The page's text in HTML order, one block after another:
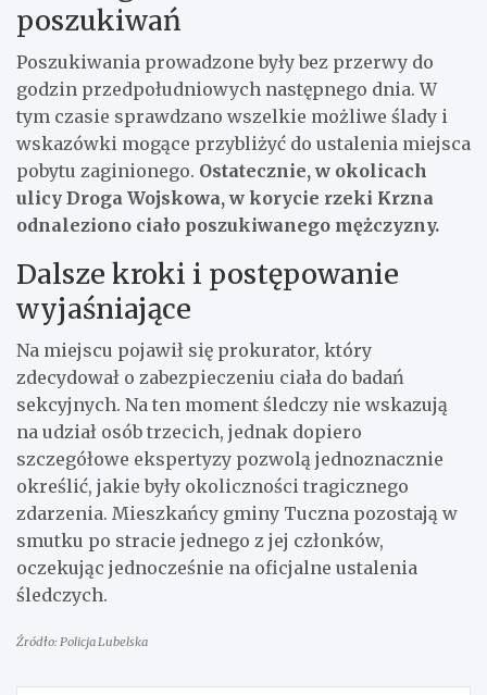
poszukiwań
Poszukiwania prowadzone były bez przerwy do
godzin przedpołudniowych następnego dnia. W
tym czasie sprawdzano wszelkie możliwe ślady i
wskazówki mogące przybliżyć do ustalenia miejsca
pobytu zaginionego. Ostatecznie, w okolicach
ulicy Droga Wojskowa, w korycie rzeki Krzna
odnaleziono ciało poszukiwanego mężczyzny.
Dalsze kroki i postępowanie
wyjaśniające
Na miejscu pojawił się prokurator, który
zdecydował o zabezpieczeniu ciała do badań
sekcyjnych. Na ten moment śledczy nie wskazują
na udział osób trzecich, jednak dopiero
szczegółowe ekspertyzy pozwolą jednoznacznie
określić, jakie były okoliczności tragicznego
zdarzenia. Mieszkańcy gminy Tuczna pozostają w
smutku po stracie jednego z jej członków,
oczekując jednocześnie na oficjalne ustalenia
śledczych.
Źródło: Policja Lubelska